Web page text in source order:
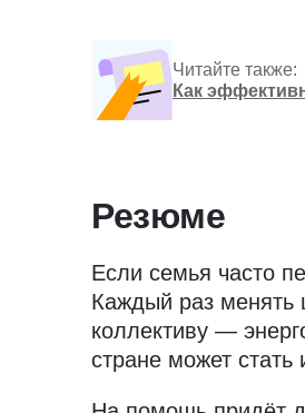
Читайте также:
Как
Резюме
Если семья часто
Каждый раз менять
коллективу —
стране может стать